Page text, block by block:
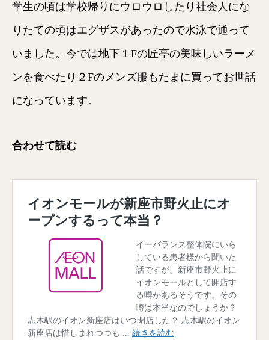
学生の頃は学校帰りにウロウロしたり社会人にな
りたての頃はエグザスがあったので水泳で通って
いました。今では地下１Fの匠亭の美味しいラーメ
ンを食べたり２Fのメンズ服もたまに買ってお世話
になっています。
合わせて読む